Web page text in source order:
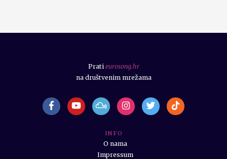
I N F O
O nama
Impressum
Prati eurosong.hr
na društvenim mrežama